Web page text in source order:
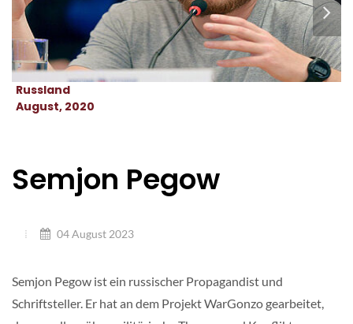
Russland
August, 2020
Semjon Pegow
04 August 2023
Semjon Pegow ist ein russischer Propagandist und
Schriftsteller. Er hat an dem Projekt WarGonzo gearbeitet,